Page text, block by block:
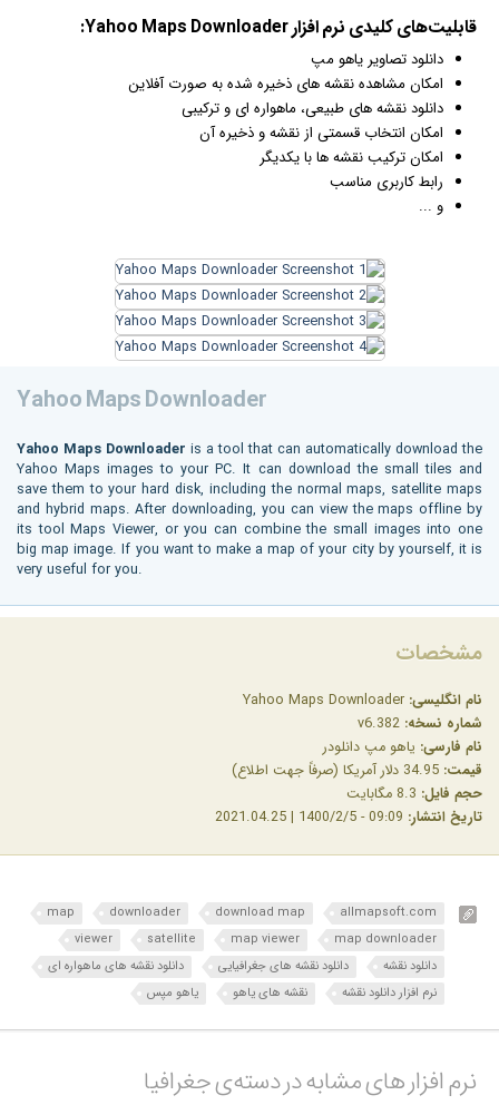
قابلیت‌های کلیدی نرم افزار
دانلود تصاویر یاهو مپ
امکان مشاهده نقشه های ذخیره شده به صورت آفلاین
دانلود نقشه های طبیعی، ماهواره ای و ترکیبی
امکان انتخاب قسمتی از نقشه و ذخیره آن
امکان ترکیب نقشه ها با یکدیگر
رابط کاربری مناسب
و ...
Yahoo Maps Downloader
Yahoo Maps Downloader is a tool that can automatically download the
Yahoo Maps images to your PC. It can download the small tiles and
save them to your hard disk, including the normal maps, satellite maps
and hybrid maps. After downloading, you can view the maps offline by
its tool Maps Viewer, or you can combine the small images into one
big map image. If you want to make a map of your city by yourself, it is
very useful for you.
مشخصات
نام انگلیسی:
شماره نسخه:
نام فارسی: یاهو مپ دانلودر
قیمت:
حجم فایل:
تاریخ انتشار:
allmapsoft.com
download map
downloader
map
map downloader
map viewer
satellite
viewer
دانلود نقشه
دانلود نقشه های جغرافیایی
دانلود نقشه های ماهواره ای
نرم افزار دانلود نقشه
نقشه های یاهو یاهو مپس
نرم افزار های مشابه در دسته‌ی‌ جغرافیا‎